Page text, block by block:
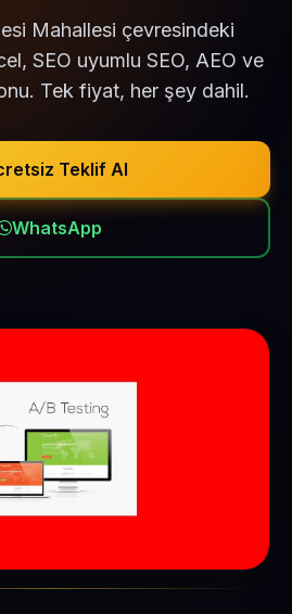
Mahallesi çevresindeki
SEO uyumlu SEO, AEO ve
Tek fiyat, her şey dahil.
Teklif Al
WhatsApp